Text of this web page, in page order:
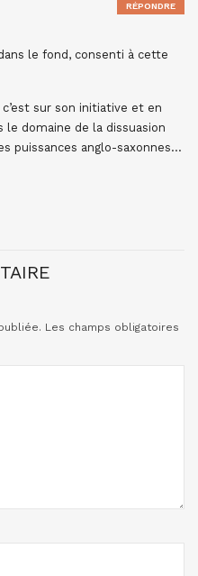
le fond, consenti à cette
sur son initiative et en
le domaine de la dissuasion
puissances anglo-saxonnes…
RÉPONDRE
Les champs obligatoires